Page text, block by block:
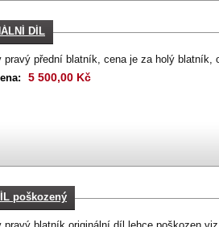
DÍL
pravý přední blatník, cena je za holý blatník,
5 500,00 Kč
poškozený